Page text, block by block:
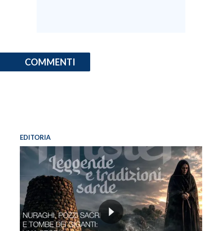
COMMENTI
EDITORIA